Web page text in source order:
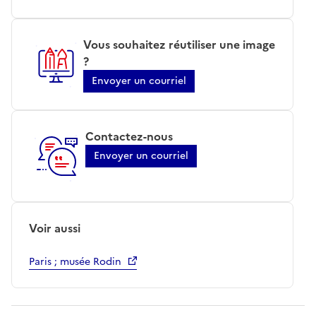
Vous souhaitez réutiliser une image
?
Envoyer un courriel
Contactez-nous
Envoyer un courriel
Voir aussi
Paris ; musée Rodin